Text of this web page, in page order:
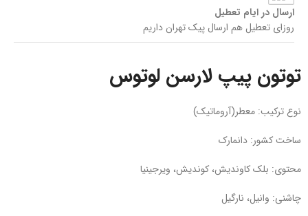
ارسال در ایام تعطیل
روزای تعطیل هم ارسال پیک تهران داریم
توتون پیپ لارسن لوتوس
نوع ترکیب: معطر(آروماتیک)
ساخت کشور: دانمارک
محتوی: بلک کاوندیش، کوندیش، ویرجینیا
چاشنی: وانیل، نارگیل